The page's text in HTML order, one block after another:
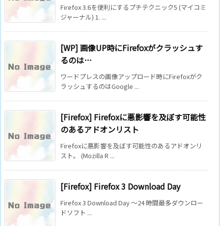
Firefox 3.6を便利にするプチテクニック5 (マイコミ
ジャーナル) 1. ...
[WP] 画像UP時にFirefoxがクラッシュす
るのは…
ワードプレスの画像アップロード時にFirefoxがク
ラッシュするのはGoogle ...
[Firefox] Firefoxに悪影響を及ぼす可能性
のあるアドオンリスト
Firefoxに悪影響を及ぼす可能性のあるアドオンリ
スト。 (Mozilla R ...
[Firefox] Firefox 3 Download Day
Firefox 3 Download Day ～24 時間最多ダウンロー
ドソフト ...